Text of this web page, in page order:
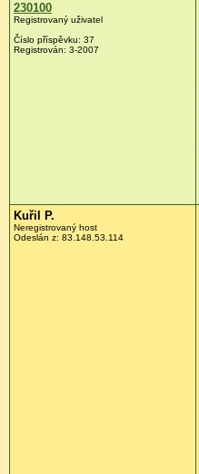
230100
Registrovaný uživatel
Číslo příspěvku: 37
Registrován: 3-2007
Kuřil P.
Neregistrovaný host
Odeslán z: 83.148.53.114